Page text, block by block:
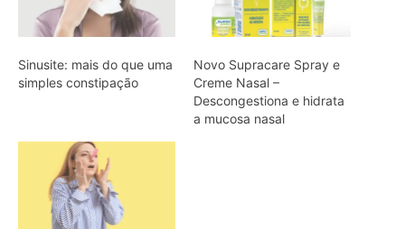
Sinusite: mais do que uma
simples constipação
Novo Supracare Spray e
Creme Nasal –
Descongestiona e hidrata
a mucosa nasal